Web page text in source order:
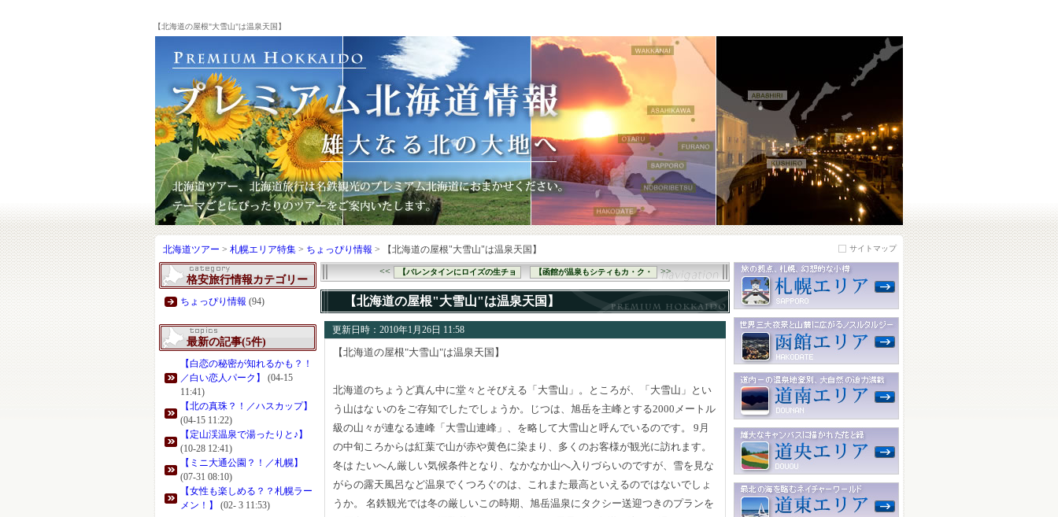
【北海道の屋根"大雪山"は温泉天国】
北海道ツアー > 札幌エリア特集 > ちょっぴり情報 > 【北海道の屋根"大雪山"は温泉天国】 サイトマップ
格安旅行情報カテゴリー
ちょっぴり情報 (94)
最新の記事(5件)
【白恋の秘密が知れるかも？！
／白い恋人パーク】
(04-15
11:41)
【北の真珠？！／ハスカップ】
(04-15 11:22)
【定山渓温泉で湯ったりと♪】
(10-28 12:41)
【ミニ大通公園？！／札幌】
(07-31 08:10)
【女性も楽しめる？？札幌ラー
メン！】
(02- 3 11:53)
<< 【バレンタインにロイズの生チョ 【函館が温泉もシティもカ・ク・ >>
【北海道の屋根"大雪山"は温泉天国】
更新日時：2010年1月26日 11:58
【北海道の屋根"大雪山"は温泉天国】
北海道のちょうど真ん中に堂々とそびえる「大雪山」。ところが、「大雪山」とい
う山はな いのをご存知でしたでしょうか。じつは、旭岳を主峰とする2000メートル
級の山々が連なる連峰「大雪山連峰」、を略して大雪山と呼んでいるのです。
9月
の中旬ころからは紅葉で山が赤や黄色に染まり、多くのお客様が観光に訪れます。
冬は たいへん厳しい気候条件となり、なかなか山へ入りづらいのですが、雪を見な
がらの露天風呂など温泉でくつろぐのは、これまた最高といえるのではないでしょ
うか。
名鉄観光では冬の厳しいこの時期、旭岳温泉にタクシー送迎つきのプランを